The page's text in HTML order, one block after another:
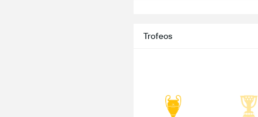
Trofeos